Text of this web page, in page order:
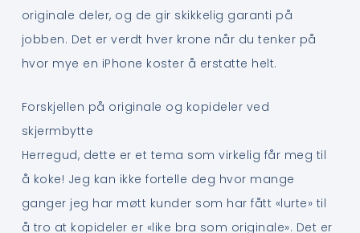
originale deler, og de gir skikkelig garanti på
jobben. Det er verdt hver krone når du tenker på
hvor mye en iPhone koster å erstatte helt.
Forskjellen på originale og kopideler ved
skjermbytte
Herregud, dette er et tema som virkelig får meg til
å koke! Jeg kan ikke fortelle deg hvor mange
ganger jeg har møtt kunder som har fått «lurte» til
å tro at kopideler er «like bra som originale». Det er